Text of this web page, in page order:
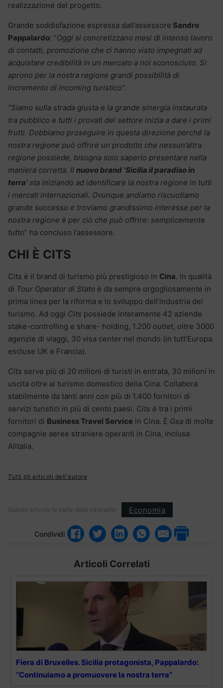
realizzazione del progetto.
Grande soddisfazione espressa dall’assessore Sandro
Pappalardo: “Oggi si concretizzano mesi di intenso lavoro
di contatti, promozione che ci hanno visto impegnati ad
acquistare credibilità in un mercato a noi sconosciuto. Si
aprono per la nostra regione grandi possibilità di
incremento di incoming turistico”.
“Siamo sulla strada giusta e la grande sinergia instaurata
tra pubblico e tutti i provati del settore inizia a dare i primi
frutti. Dobbiamo proseguire in questa direzione perché la
nostra regione può offrire un prodotto che nessun’altra
regione possiede, bisogna solo saperlo presentare nella
maniera corretta. Il nuovo brand ‘Sicilia il paradiso in
terra’sta iniziando ad identificare la nostra regione in tutti
i mercati internazionali. Ovunque andiamo riscuotiamo
grande successo e troviamo grandissimo interesse per la
nostra regione è per ciò che può offrire: semplicemente
tutto” ha concluso l’assessore.
CHI È CITS
Cits è il brand di turismo più prestigioso in Cina. In qualità
di Tour Operator di Stato è da sempre orgogliosamente in
prima linea per la riforma e lo sviluppo dell’industria del
turismo. Ad oggi Cits possiede interamente 42 aziende
stake-controlling e share- holding, 1.200 outlet, oltre 3000
agenzie di viaggi, 30 visa center nel mondo (in tutt’Europa
escluse UK e Francia).
Cits serve più di 20 milioni di turisti in entrata, 30 milioni in
uscita oltre al turismo domestico della Cina. Collabora
stabilmente da tanti anni con più di 1.400 fornitori di
servizi turistici in più di cento paesi. Cits è tra i primi
fornitori di Business Travel Service in Cina. È Gsa di molte
compagnie aeree straniere operanti in Cina, inclusa
Alitalia.
Tutti gli articoli dell'autore
Questo articolo fa parte delle categorie: Economia
Condividi
Articoli Correlati
Fiera di Bruxelles. Sicilia protagonista, Pappalardo:
“Continuiamo a promuovere la nostra terra”